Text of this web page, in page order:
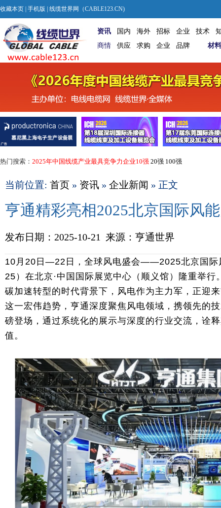
收藏本页 手机版 | 线缆世界网（CABLE123.CN)
资讯 国内 海外 招标 企业 技术
商情
供应 求购 企业 品牌 材料
热门搜索： 2025年中国线缆产业最具竞争力企业10强 20强 100强
当前位置: 首页 » 资讯 » 企业新闻 » 正文
亨通精彩亮相2025北京国际风
发布日期：2025-10-21 来源：亨通世界
10月20日—22日，全球风电盛会——2025北京国际
25）在北京·中国国际展览中心（顺义馆）隆重举
碳加速转型的时代背景下，风电作为主力军，正迎
这一宏伟趋势，亨通深度聚焦风电领域，携领先的
磅登场，通过系统化的展示与深度的行业交流，诠
值。